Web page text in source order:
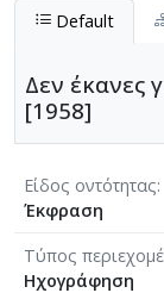
Default
Δεν έκανες
[1958]
Είδος οντότητας
Έκφραση
Τύπος
Ηχογράφηση